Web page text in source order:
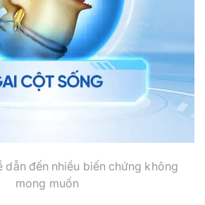
dẫn đến nhiều biến chứng không
mong muốn